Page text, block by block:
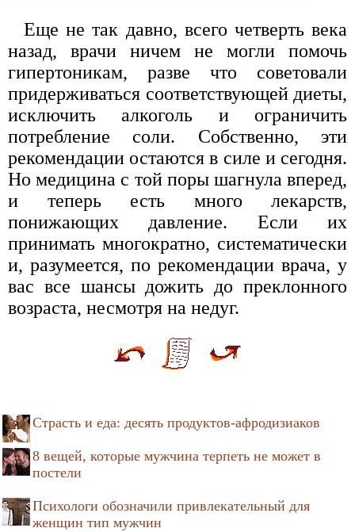
Еще не так давно, всего четверть века
назад, врачи ничем не могли помочь
гипертоникам, разве что советовали
придерживаться соответствующей диеты,
исключить алкоголь и ограничить
потребление соли. Собственно, эти
рекомендации остаются в силе и сегодня.
Но медицина с той поры шагнула вперед,
и теперь есть много лекарств,
понижающих давление. Если их
принимать многократно, систематически
и, разумеется, по рекомендации врача, у
вас все шансы дожить до преклонного
возраста, несмотря на недуг.
Страсть и еда: десять продуктов-афродизиаков
8 вещей, которые мужчина терпеть не может в
постели
Психологи обозначили привлекательный для
женщин тип мужчин